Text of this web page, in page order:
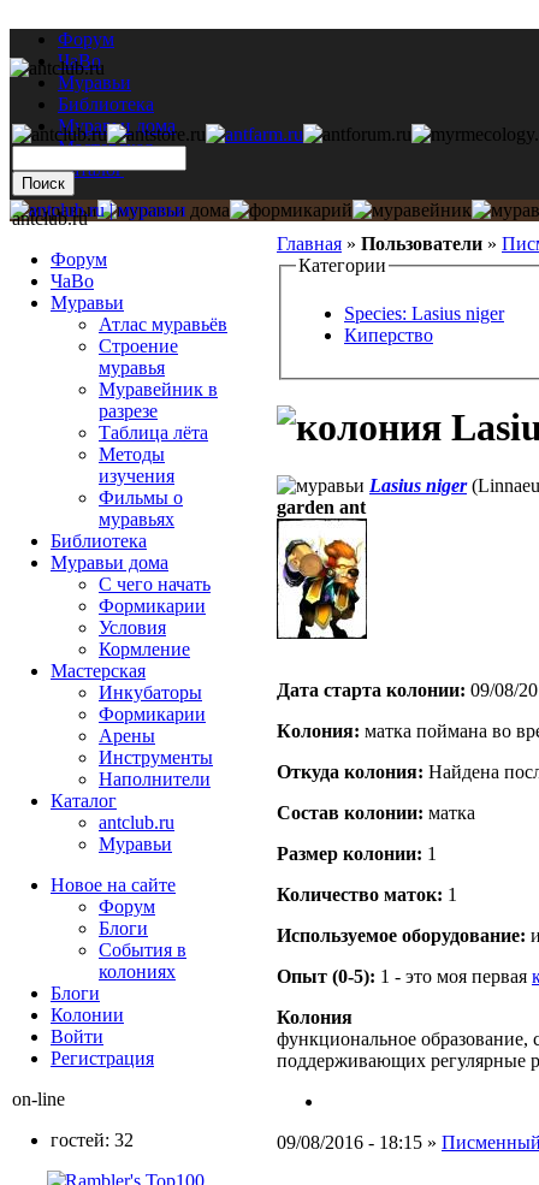
Форум
ЧаВо
Муравьи
Библиотека
Муравьи дома
Мастерская
Каталог
Главная » Пользователи »
Категории
Species: Lasius niger
Киперство
Lasius niger
garden ant
Дата старта кoлонии: 09/08/
Кoлония: матка поймана во
Откуда кoлония: Найдена
Состав кoлонии: матка
Размер кoлонии: 1
Количество маток: 1
Используемое оборудование:
Опыт (0-5): 1 - это моя первая
Колония
функциональное образование,
поддерживающих регулярные
09/08/2016 - 18:15 »
antclub.ru
Форум
ЧаВо
Муравьи
Атлас муравьёв
Строение
муравья
Муравейник в
разрезе
Таблица лёта
Методы
изучения
Фильмы о
муравьях
Библиотека
Муравьи дома
С чего начать
Формикарии
Условия
Кормление
Мастерская
Инкубаторы
Формикарии
Арены
Инструменты
Наполнители
Каталог
antclub.ru
Муравьи
Новое на сайте
Форум
Блоги
События в
колониях
Блоги
Колонии
Войти
Peгиcтpaция
on-line
гостей: 32